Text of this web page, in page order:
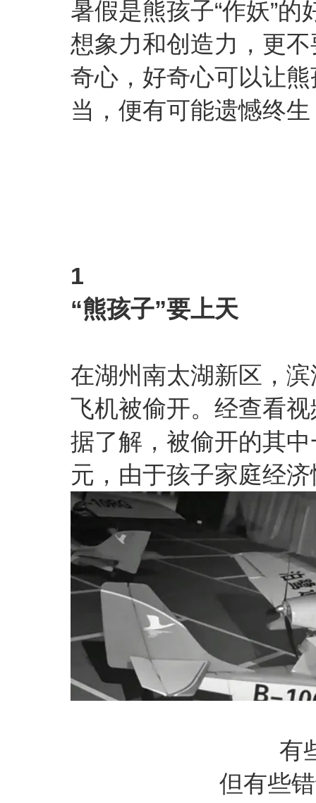
暑假是熊孩子“作妖”
想象力和创造力，更
奇心，好奇心可以让
当，便有可能遗憾终生
1
“熊孩子”要上天
在湖州南太湖新区，
飞机被偷开。经查看
据了解，被偷开的其
元，由于孩子家庭经
有
但有些